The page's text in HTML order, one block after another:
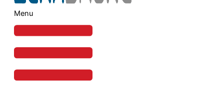
Menu